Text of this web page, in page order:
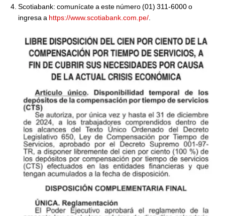
Scotiabank: comunícate a este número (01) 311-6000 o
ingresa a https://www.scotiabank.com.pe/